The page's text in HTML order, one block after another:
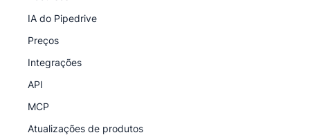
IA do Pipedrive
Preços
Integrações
API
MCP
Atualizações de produtos